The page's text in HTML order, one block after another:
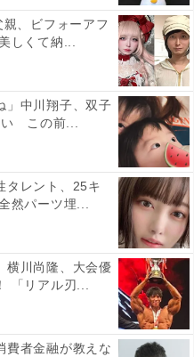
、ビフォーアフ
しくて納...
」中川翔子、双子
い この前...
タレント、25キ
然パーツ埋...
横川尚隆、大会優
「リアル刃...
費者金融が教えな